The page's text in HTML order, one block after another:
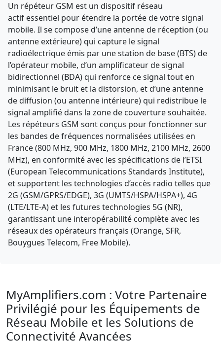
Un répéteur GSM est un dispositif réseau
actif essentiel pour étendre la portée de votre signal
mobile. Il se compose d’une antenne de réception (ou
antenne extérieure) qui capture le signal
radioélectrique émis par une station de base (BTS) de
l’opérateur mobile, d’un amplificateur de signal
bidirectionnel (BDA) qui renforce ce signal tout en
minimisant le bruit et la distorsion, et d’une antenne
de diffusion (ou antenne intérieure) qui redistribue le
signal amplifié dans la zone de couverture souhaitée.
Les répéteurs GSM sont conçus pour fonctionner sur
les bandes de fréquences normalisées utilisées en
France (800 MHz, 900 MHz, 1800 MHz, 2100 MHz, 2600
MHz), en conformité avec les spécifications de l’ETSI
(European Telecommunications Standards Institute),
et supportent les technologies d’accès radio telles que
2G (GSM/GPRS/EDGE), 3G (UMTS/HSPA/HSPA+), 4G
(LTE/LTE-A) et les futures technologies 5G (NR),
garantissant une interopérabilité complète avec les
réseaux des opérateurs français (Orange, SFR,
Bouygues Telecom, Free Mobile).
MyAmplifiers.com : Votre Partenaire
Privilégié pour les Équipements de
Réseau Mobile et les Solutions de
Connectivité Avancées